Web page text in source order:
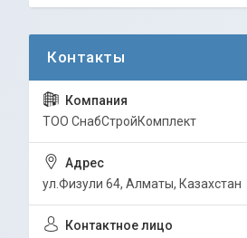
ТОО СнабСтройКомплект
ул.Физули 64, Алматы, Казахстан